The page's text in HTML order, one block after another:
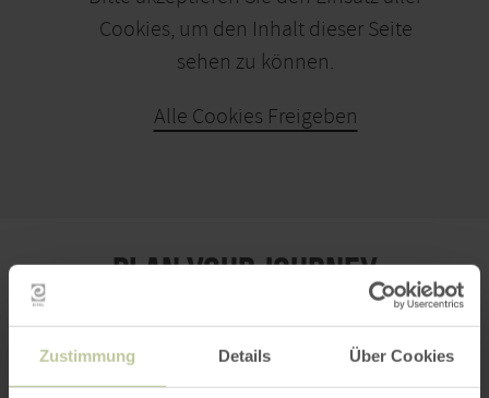
Zustimmung Details Über Cookies
Cookies, um den Inhalt dieser Seite
sehen zu können.
Alle Cookies Freigeben
PLAN YOUR JOURNEY